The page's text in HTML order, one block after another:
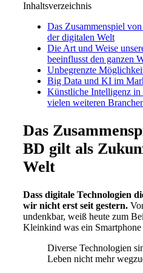
Inhaltsverzeichnis
Das Zusammenspiel
der digitalen Welt
Die Art und Weise
beeinflusst den ganzen
Unbegrenzte
Big Data und KI im
Künstliche Intelligenz
vielen weiteren
Das
BD gilt als
Welt
Dass digitale Technologien
wir nicht erst seit gestern.
undenkbar, weiß heute zum
Kleinkind was ein
Diverse Technologien
Leben nicht mehr